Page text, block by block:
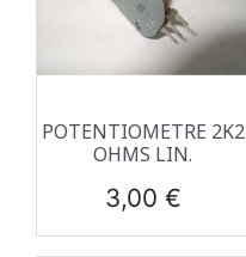
POTENTIOMETRE 2K2
OHMS LIN.
Prix
3,00 €